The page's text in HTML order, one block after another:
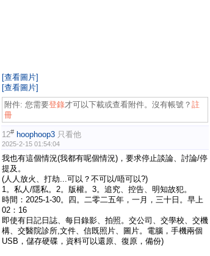
[查看圖片]
[查看圖片]
附件: 您需要登錄才可以下載或查看附件。沒有帳號？ 註
冊
12# hoophoop3 只看他
2025-2-15 01:54:04
我也有這個情況(我都有呢個情況)，要求停止談論、討論/停
提及。
(人人放火、打劫...可以？不可以/唔可以?)
1。私人/隱私。2。版權。3。追究、控告、明知故犯。
時間：2025-1-30。四。二零二五年，一月，三十日。早上
02：16
即使有日記日誌、每日錄影、拍照。交公司、交學校、交機
構、交醫院診所,文件、信既照片、圖片。電腦，手機兩個
USB，儲存硬碟，資料可以還原、復原，備份)